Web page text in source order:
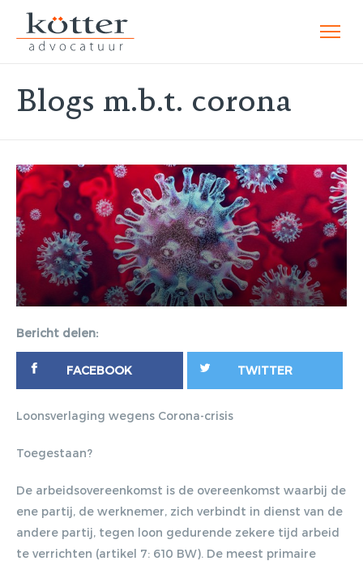
Blogs m.b.t. corona
Bericht delen:
FACEBOOK TWITTER
Loonsverlaging wegens Corona-crisis
Toegestaan?
De arbeidsovereenkomst is de overeenkomst waarbij de
ene partij, de werknemer, zich verbindt in dienst van de
andere partij, tegen loon gedurende zekere tijd arbeid
te verrichten (artikel 7: 610 BW). De meest primaire